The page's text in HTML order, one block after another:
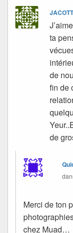
ta
de
fin de
de
Merci de ton
chez Muad…